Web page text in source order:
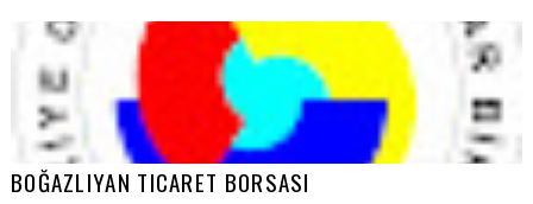
BOĞAZLIYAN TICARET BORSASI